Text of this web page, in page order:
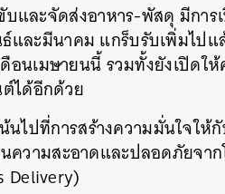
และจัดส่งอาหาร-พัสดุ มีการ
ละมีนาคม แกร็บรับเพิ่มไปแ
อนเมษายนนี้ รวมทั้งยังเปิด
ได้อีกด้วย
นไปที่การสร้างความมั่นใจใ
ความสะอาดและปลอดภัยจา
Delivery)